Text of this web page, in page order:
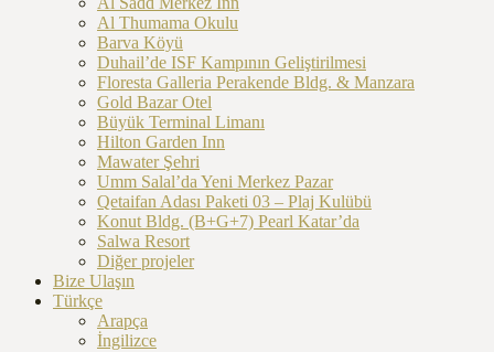
Al Thumama Okulu
Barva Köyü
Duhail’de ISF Kampının Geliştirilmesi
Floresta Galleria Perakende Bldg. & Manzara
Gold Bazar Otel
Büyük Terminal Limanı
Hilton Garden Inn
Mawater Şehri
Umm Salal’da Yeni Merkez Pazar
Qetaifan Adası Paketi 03 – Plaj Kulübü
Konut Bldg. (B+G+7) Pearl Katar’da
Salwa Resort
Diğer projeler
Bize Ulaşın
Türkçe
Arapça
İngilizce